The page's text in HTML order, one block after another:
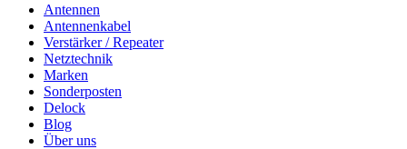
Antennen
Antennenkabel
Verstärker / Repeater
Netztechnik
Marken
Sonderposten
Delock
Blog
Über uns